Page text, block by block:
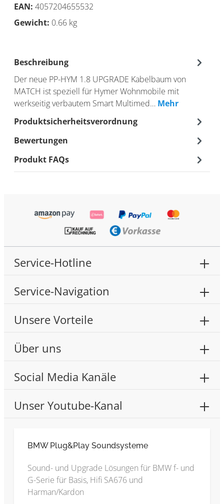
EAN: 4057204655532
Gewicht: 0.66 kg
Beschreibung
Der neue PP-HYM 1.8 UPGRADE Kabelbaum von
MATCH ist speziell für Hymer Wohnmobile mit
werkseitig verbautem Smart Multimed… Mehr
Produktsicherheitsverordnung
Bewertungen
Produkt FAQs
Service-Hotline
Service-Navigation
Unsere Vorteile
Über uns
Social Media Kanäle
Unser Youtube-Kanal
BMW Plug&Play Soundsysteme
Sound- und Upgrade Lösungen für BMW f- und
G-Serie für Basis, Hifi SA676 und
Harman/Kardon